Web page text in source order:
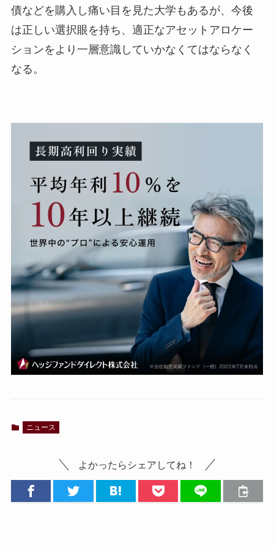
債などを購入し痛い目を見た大学もあるが、今後
は正しい選択眼を持ち、適正なアセットアロケー
ションをより一層意識していかなくてはならなく
なる。
ニュース
よかったらシェアしてね！